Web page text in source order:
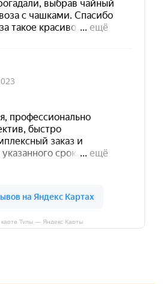
Тулы — Яндекс Карты